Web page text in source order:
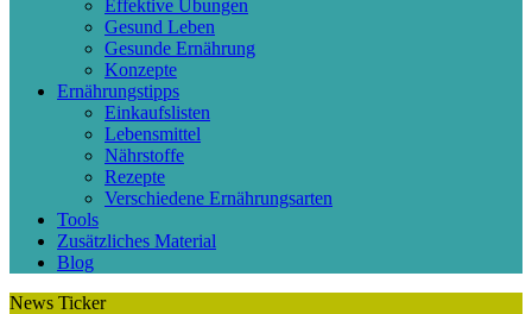
Effektive Übungen
Gesund Leben
Gesunde Ernährung
Konzepte
Ernährungstipps
Einkaufslisten
Lebensmittel
Nährstoffe
Rezepte
Verschiedene Ernährungsarten
Tools
Zusätzliches Material
Blog
News Ticker